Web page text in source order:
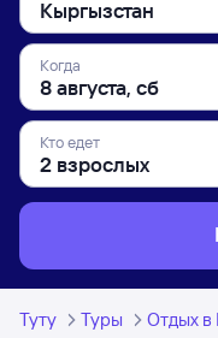
Когда
Кто едет
Туту Туры Отдых в